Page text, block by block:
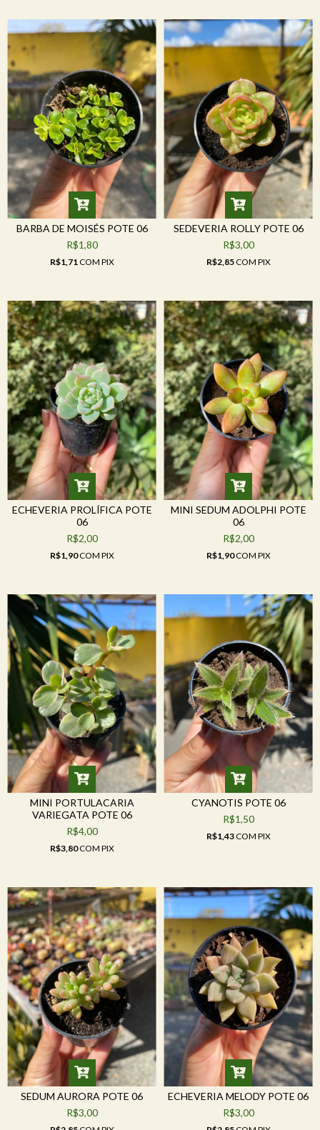
BARBA DE MOISÉS POTE 06
R$1,80
R$1,71 COM PIX
SEDEVERIA ROLLY POTE 06
R$3,00
R$2,85COM PIX
ECHEVERIA PROLÍFICA POTE
06
R$2,00
R$1,90COM PIX
MINI SEDUM ADOLPHI POTE
06
R$2,00
R$1,90COM PIX
MINI PORTULACARIA
VARIEGATA POTE 06
R$4,00
R$3,80COM PIX
CYANOTIS POTE 06
R$1,50
R$1,43COM PIX
SEDUM AURORA POTE 06
R$3,00
ECHEVERIA MELODY POTE 06
R$3,00